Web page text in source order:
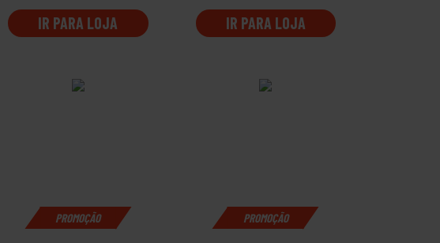
IR PARA LOJA IR PARA LOJA
PROMOÇÃO PROMOÇÃO